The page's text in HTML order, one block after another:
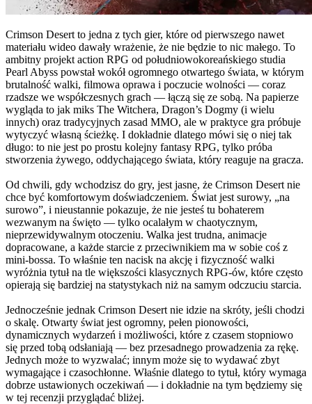
Crimson Desert to jedna z tych gier, które od pierwszego nawet
materiału wideo dawały wrażenie, że nie będzie to nic małego. To
ambitny projekt action RPG od południowokoreańskiego studia
Pearl Abyss powstał wokół ogromnego otwartego świata, w którym
brutalność walki, filmowa oprawa i poczucie wolności — coraz
rzadsze we współczesnych grach — łączą się ze sobą. Na papierze
wygląda to jak miks The Witchera, Dragon’s Dogmy (i wielu
innych) oraz tradycyjnych zasad MMO, ale w praktyce gra próbuje
wytyczyć własną ścieżkę. I dokładnie dlatego mówi się o niej tak
długo: to nie jest po prostu kolejny fantasy RPG, tylko próba
stworzenia żywego, oddychającego świata, który reaguje na gracza.
Od chwili, gdy wchodzisz do gry, jest jasne, że Crimson Desert nie
chce być komfortowym doświadczeniem. Świat jest surowy, „na
surowo”, i nieustannie pokazuje, że nie jesteś tu bohaterem
wezwanym na święto — tylko ocalałym w chaotycznym,
nieprzewidywalnym otoczeniu. Walka jest trudna, animacje
dopracowane, a każde starcie z przeciwnikiem ma w sobie coś z
mini-bossa. To właśnie ten nacisk na akcję i fizyczność walki
wyróżnia tytuł na tle większości klasycznych RPG-ów, które często
opierają się bardziej na statystykach niż na samym odczuciu starcia.
Jednocześnie jednak Crimson Desert nie idzie na skróty, jeśli chodzi
o skalę. Otwarty świat jest ogromny, pełen pionowości,
dynamicznych wydarzeń i możliwości, które z czasem stopniowo
się przed tobą odsłaniają — bez przesadnego prowadzenia za rękę.
Jednych może to wyzwalać; innym może się to wydawać zbyt
wymagające i czasochłonne. Właśnie dlatego to tytuł, który wymaga
dobrze ustawionych oczekiwań — i dokładnie na tym będziemy się
w tej recenzji przyglądać bliżej.